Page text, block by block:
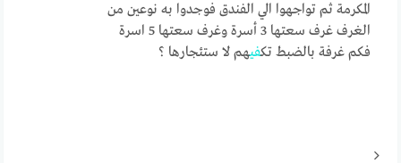
المكرمة ثم تواجهوا الي الفندق فوجدوا به نوعين من
الغرف غرف سعتها 3 أسرة وغرف سعتها 5 اسرة
فكم غرفة بالضبط تكفيهم لا ستئجارها ؟